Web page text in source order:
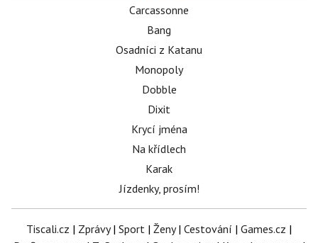
Carcassonne
Bang
Osadníci z Katanu
Monopoly
Dobble
Dixit
Krycí jména
Na křídlech
Karak
Jízdenky, prosím!
Tiscali.cz | Zprávy| Sport | Ženy| Cestování | Games.cz |